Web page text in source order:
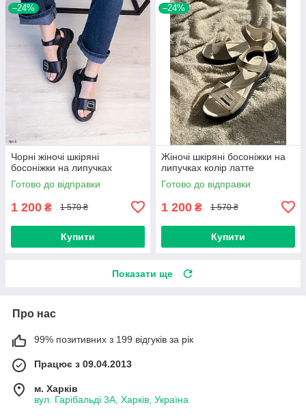
–24%
Чорні жіночі шкіряні
босоніжки на липучках
Готово до відправки
1 200 ₴ 1 570 ₴
Купити
–24%
Жіночі шкіряні босоніжки на
липучках колір латте
Готово до відправки
1 200 ₴ 1 570 ₴
Купити
Показати ще
Про нас
99% позитивних з 199 відгуків за рік
Працює з 09.04.2013
м. Харків
вул. Гарібальді 3А, Харків, Україна